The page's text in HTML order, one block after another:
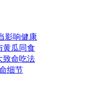
影响健康
黄瓜同食
致命吃法
细节